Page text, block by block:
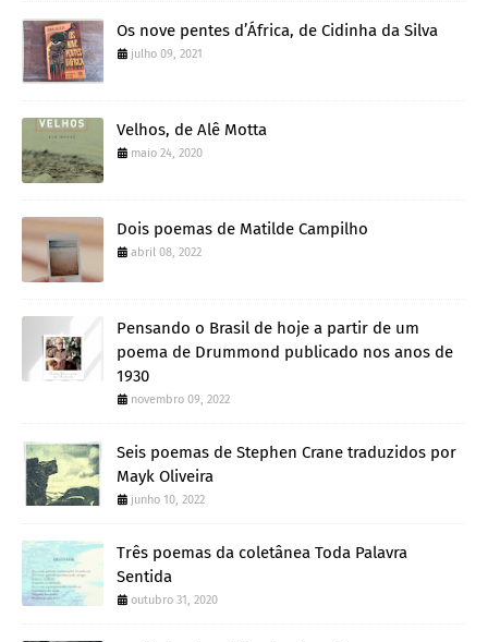
Os nove pentes d’África, de Cidinha da Silva
julho 09, 2021
Velhos, de Alê Motta
maio 24, 2020
Dois poemas de Matilde Campilho
abril 08, 2022
Pensando o Brasil de hoje a partir de um
poema de Drummond publicado nos anos de
1930
novembro 09, 2022
Seis poemas de Stephen Crane traduzidos por
Mayk Oliveira
junho 10, 2022
Três poemas da coletânea Toda Palavra
Sentida
outubro 31, 2020